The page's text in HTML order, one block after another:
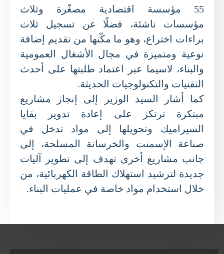
55 مؤسسة اقتصادية مصغّرة وثلاث
مؤسسات ناشئة، فضلًا عن تسجيل ثلاث
براءات اختراع، وهو ما مكّنها من تقديم إضافة
نوعية ومتميزة في مجال الأشغال العمومية
والبناء، لاسيما عبر اعتماد طلبتها على أحدث
التقنيات والتكنولوجيات الحديثة.
كما أشار السيد الوزير إلى إنجاز مشاريع
مبتكرة ترتكز على إعادة تدوير بقايا
السيراميك وتحويلها إلى مواد تدخل في
صناعة الإسمنت والخرسانة المسلحة، إلى
جانب مشاريع أخرى تهدف إلى تطوير آليات
جديدة لترشيد استهلاك الطاقة الكهربائية، من
خلال استخدام مواد خاصة في عمليات البناء.